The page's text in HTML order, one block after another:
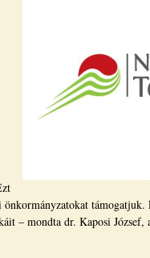
önkormányzatokat
– mondta dr. Kaposi József,